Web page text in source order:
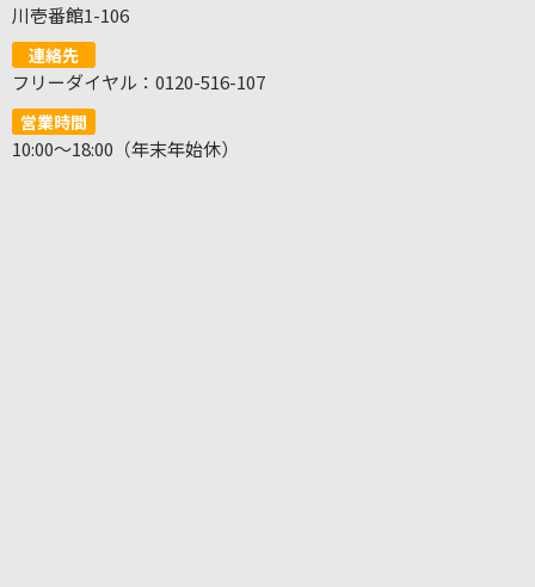
川壱番館1-106
連絡先
フリーダイヤル：0120-516-107
営業時間
10:00～18:00（年末年始休）